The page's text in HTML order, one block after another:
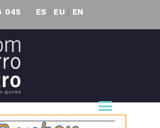
045 ES EU EN
FORMACIÓN
Somorrostro
CENTRO